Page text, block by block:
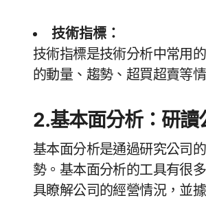
技術指標：
技術指標是技術分析中常用的工具，它是通過數學計算得到的數值。技術指標可以反映價格波動
的動量、趨勢、超買超賣等
2.基本面分析：研讀
基本面分析是通過研究公司
勢。基本面分析的工具有很
具瞭解公司的經營情況，並